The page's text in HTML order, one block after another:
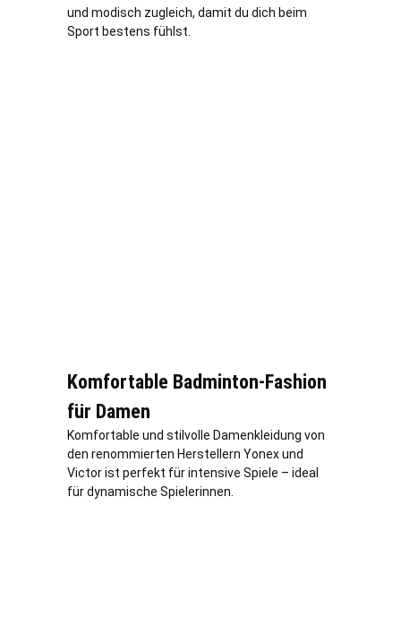
und modisch zugleich, damit du dich beim
Sport bestens fühlst.
Komfortable Badminton-Fashion
für Damen
Komfortable und stilvolle Damenkleidung von
den renommierten Herstellern Yonex und
Victor ist perfekt für intensive Spiele – ideal
für dynamische Spielerinnen.